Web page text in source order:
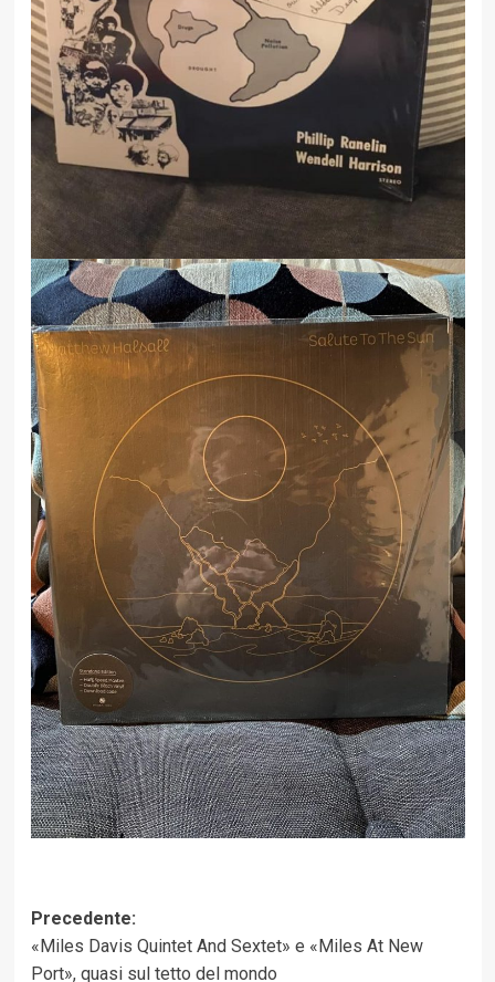
Navigazione
articolo
Precedente:
«Miles Davis Quintet And Sextet» e «Miles At New
Port», quasi sul tetto del mondo